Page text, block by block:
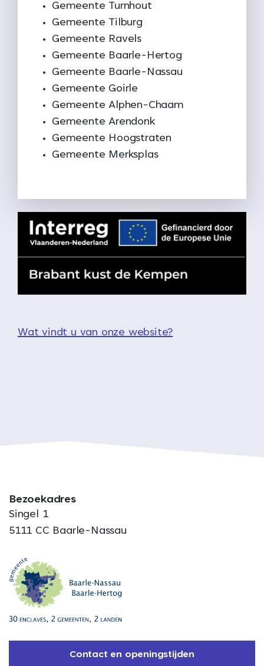
Gemeente Turnhout
Gemeente Tilburg
Gemeente Ravels
Gemeente Baarle-Hertog
Gemeente Baarle-Nassau
Gemeente Goirle
Gemeente Alphen-Chaam
Gemeente Arendonk
Gemeente Hoogstraten
Gemeente Merksplas
Wat vindt u van onze website?
Bezoekadres
Singel 1
5111 CC Baarle-Nassau
Contact en openingstijden